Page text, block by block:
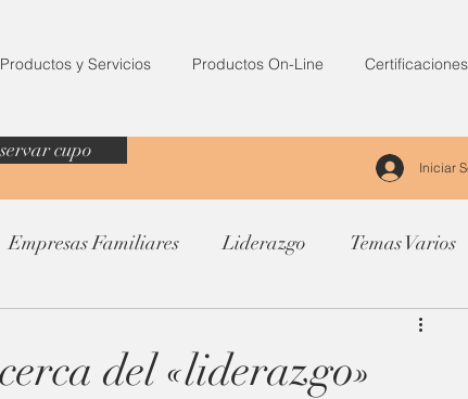
Productos y Servicios Productos On-Line
cupo
Iniciar
Empresas Familiares Liderazgo Temas Varios
del «liderazgo»